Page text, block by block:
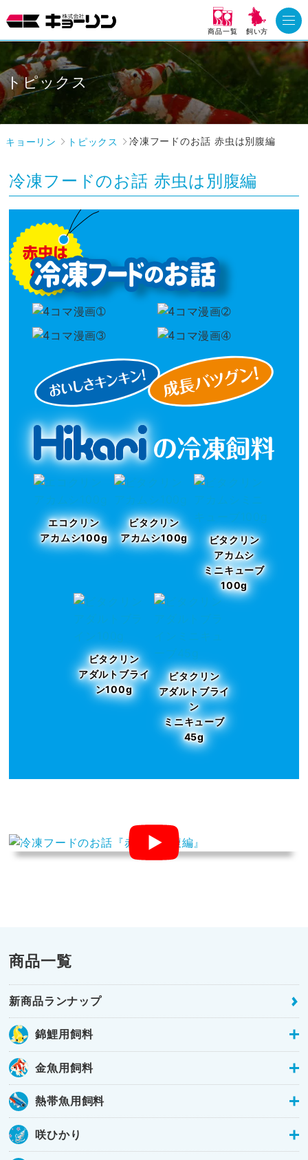
商品一覧 飼い方
トピックス
キョーリン トピックス 冷凍フードのお話 赤虫は別腹編
冷凍フードのお話 赤虫は別腹編
エコクリン
アカムシ100g
ビタクリン
アカムシ100g
ビタクリン
アカムシ
ミニキューブ
100g
ビタクリン
アダルトブライ
ン100g
ビタクリン
アダルトブライ
ン
ミニキューブ
45g
商品一覧
新商品ランナップ
錦鯉用飼料
金魚用飼料
熱帯魚用飼料
咲ひかり